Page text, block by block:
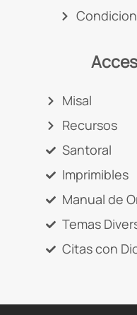
Misal
Recursos
Santoral
Imprimibles
Manual de
Temas
Citas con